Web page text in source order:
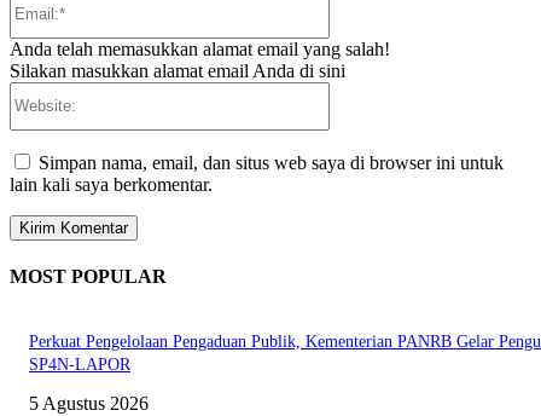
Anda telah memasukkan alamat email yang salah!
Silakan masukkan alamat email Anda di sini
Simpan nama, email, dan situs web saya di browser ini untuk
lain kali saya berkomentar.
MOST POPULAR
Perkuat Pengelolaan Pengaduan Publik, Kementerian PANRB Gelar
SP4N-LAPOR
5 Agustus 2026